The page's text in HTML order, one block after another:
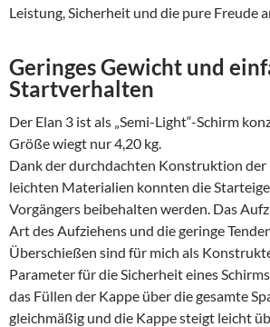
Leistung, Sicherheit und die pure Freude
Geringes Gewicht und
Startverhalten
Der Elan 3 ist als „Semi-Light“-Schirm
Größe wiegt nur 4,20 kg.
Dank der durchdachten Konstruktion der
leichten Materialien konnten die
Vorgängers beibehalten werden. Das
Art des Aufziehens und die geringe
Überschießen sind für mich als
Parameter für die Sicherheit eines
das Füllen der Kappe über die gesamte
gleichmäßig und die Kappe steigt leicht